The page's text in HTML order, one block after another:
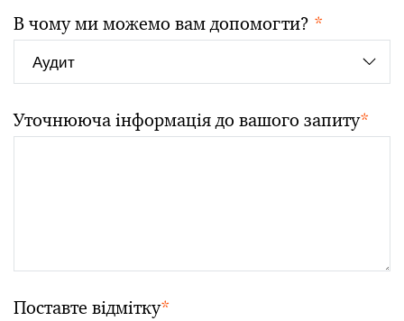
В чому ми можемо вам допомогти? *
Уточнююча інформація до вашого запиту*
Поставте відмітку*